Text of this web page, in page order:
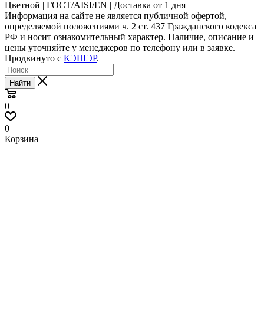
Цветной | ГОСТ/AISI/EN | Доставка от 1 дня
Информация на сайте не является публичной офертой,
определяемой положениями ч. 2 ст. 437 Гражданского кодекса
РФ и носит ознакомительный характер. Наличие, описание и
цены уточняйте у менеджеров по телефону или в заявке.
Продвинуто с КЭШЭР.
Найти
0
0
Корзина